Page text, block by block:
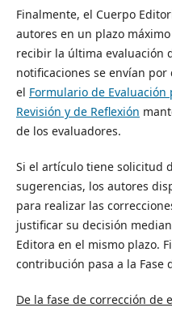
Finalmente, el Cuerpo
autores en un plazo
recibir la última evaluación
notificaciones se envían
el Formulario de
Revisión y de Reflexión
de los evaluadores.
Si el artículo tiene solicitud
sugerencias, los autores
para realizar las
justificar su decisión
Editora en el mismo plazo.
contribución pasa a la Fase
De la fase de corrección de